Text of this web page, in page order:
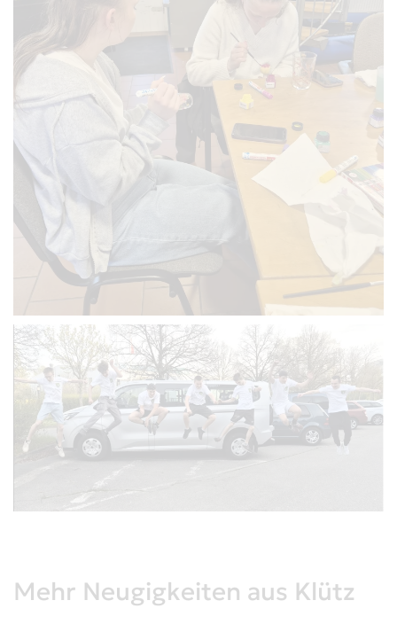
VERGRÖSSERN
VERGRÖSSERN
Mehr Neugigkeiten aus Klütz